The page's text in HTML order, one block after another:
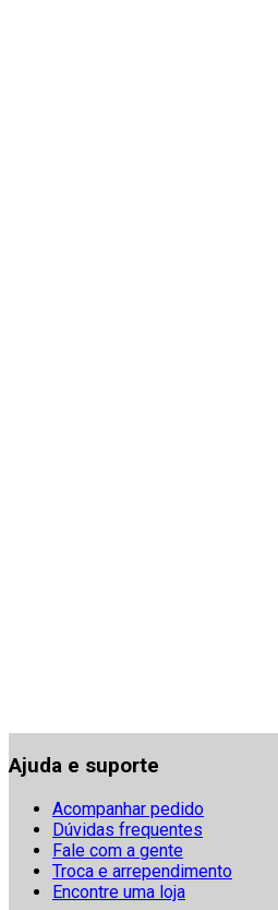
Ajuda e suporte
Acompanhar pedido
Dúvidas frequentes
Fale com a gente
Troca e arrependimento
Encontre uma loja